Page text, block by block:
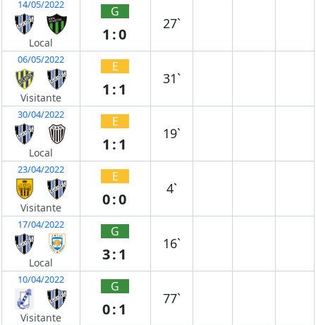
14/05/2022
Local
G
1:0
27`
06/05/2022
Visitante
E
1:1
31`
30/04/2022
Local
E
1:1
19`
23/04/2022
Visitante
E
0:0
4`
17/04/2022
Local
G
3:1
16`
10/04/2022
Visitante
G
0:1
77`